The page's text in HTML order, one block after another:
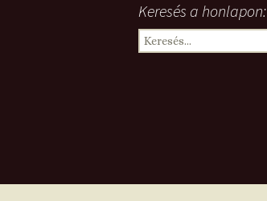
Keresés a honlapon:
Keresés: